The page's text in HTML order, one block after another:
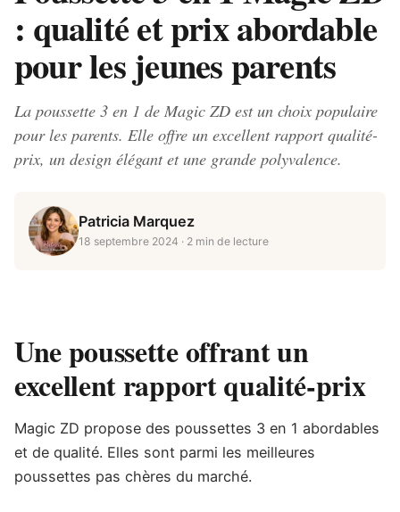
: qualité et prix abordable
pour les jeunes parents
La poussette 3 en 1 de Magic ZD est un choix populaire
pour les parents. Elle offre un excellent rapport qualité-
prix, un design élégant et une grande polyvalence.
Patricia Marquez
18 septembre 2024 · 2 min de lecture
Une poussette offrant un
excellent rapport qualité-prix
Magic ZD propose des poussettes 3 en 1 abordables
et de qualité. Elles sont parmi les meilleures
poussettes pas chères du marché.